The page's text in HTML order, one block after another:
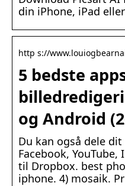
din iPhone, iPad
http s://
5 bedste
og Android
Du kan også dele
Facebook,
til Dropbox. best
iphone. 4) mosaik.